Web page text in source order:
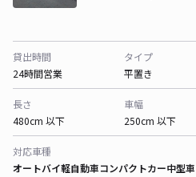
貸出時間
24時間営業
タイプ
平置き
長さ
480cm 以下
車幅
250cm 以下
対応車種
オートバイ軽自動車コンパクトカー中型車